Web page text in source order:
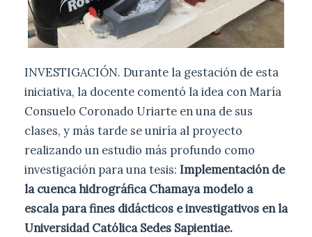
INVESTIGACIÓN. Durante la gestación de esta
iniciativa, la docente comentó la idea con María
Consuelo Coronado Uriarte en una de sus
clases, y más tarde se uniría al proyecto
realizando un estudio más profundo como
investigación para una tesis: Implementación de
la cuenca hidrográfica Chamaya modelo a
escala para fines didácticos e investigativos en la
Universidad Católica Sedes Sapientiae.